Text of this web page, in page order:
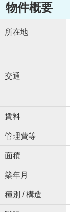
物件概要
所在地
交通
賃料
管理費等
面積
築年月
種別 / 構造